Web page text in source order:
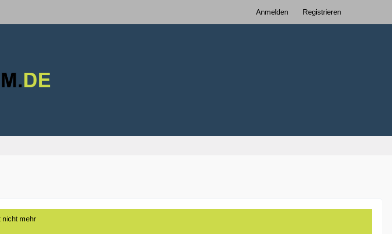
Anmelden Registrieren
nicht mehr